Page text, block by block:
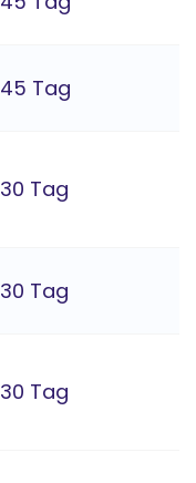
45 Tag
30 Tag
30 Tag
30 Tag